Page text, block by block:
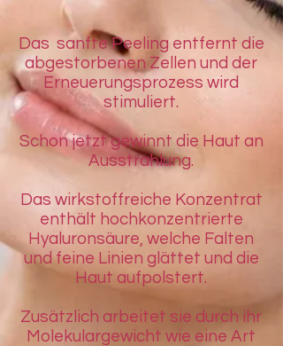
Das sanfte Peeling entfernt die
abgestorbenen Zellen und der
Erneuerungsprozess wird
stimuliert.
Schon jetzt gewinnt die Haut an
Ausstrahlung.
Das wirkstoffreiche Konzentrat
enthält hochkonzentrierte
Hyaluronsäure, welche Falten
und feine Linien glättet und die
Haut aufpolstert.
Zusätzlich arbeitet sie durch ihr
Molekulargewicht wie eine Art